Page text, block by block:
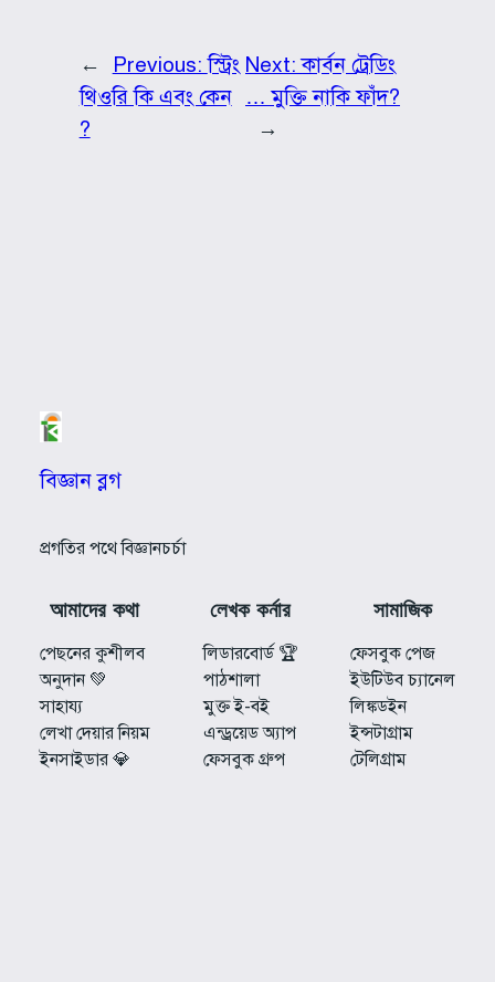
← Previous:স্ট্রিং
থিওরি কি এবং কেন
?
Next:কার্বন ট্রেডিং
… মুক্তি নাকি ফাঁদ?
→
বিজ্ঞান ব্লগ
প্রগতির পথে বিজ্ঞানচর্চা
আমাদের কথা
পেছনের কুশীলব
অনুদান 💚
সাহায্য
লেখা দেয়ার নিয়ম
ইনসাইডার 💎
লেখক কর্নার
লিডারবোর্ড 🏆
পাঠশালা
মুক্ত ই-বই
এন্ড্রয়েড অ্যাপ
ফেসবুক গ্রুপ
সামাজিক
ফেসবুক পেজ
ইউটিউব চ্যানেল
লিঙ্কডইন
ইন্সটাগ্রাম
টেলিগ্রাম